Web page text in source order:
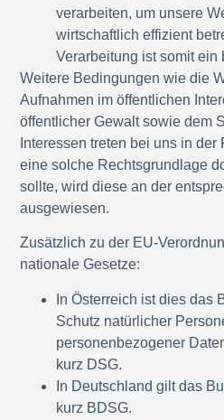
verarbeiten, um unsere
wirtschaftlich effizient
Verarbeitung ist somit ein
Weitere Bedingungen wie die
Aufnahmen im öffentlichen
öffentlicher Gewalt sowie dem
Interessen treten bei uns in
eine solche Rechtsgrundlage
sollte, wird diese an der
ausgewiesen.
Zusätzlich zu der EU-
nationale Gesetze:
In Österreich ist dies das
Schutz natürlicher
personenbezogener
kurz DSG.
In Deutschland gilt das
kurz BDSG.